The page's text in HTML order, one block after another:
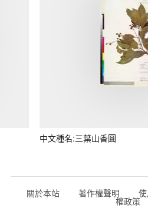
中文種名:三葉山香圓
關於本站 著作權聲明
權政策